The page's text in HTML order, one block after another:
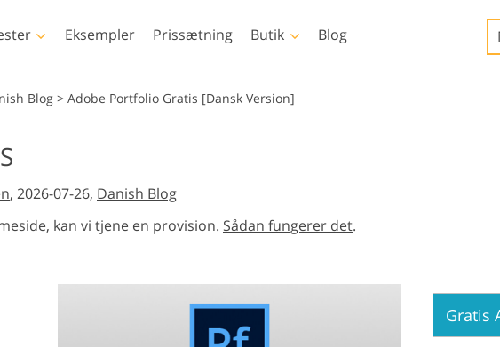
Foto manipulation
Eksempler Prissætning Butik
overlejringer
teksturer
bundter
Templates
Valentinsdagskort
Bryllupsinvitationer
Blog
Blog > Adobe Portfolio Gratis [Dansk Version]
, 2026-07-26, Danish Blog
kan vi tjene en provision. Sådan fungerer det.
Gratis